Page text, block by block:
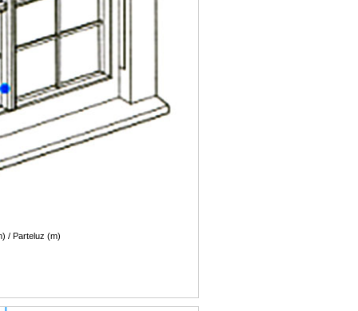
/ Parteluz (m)